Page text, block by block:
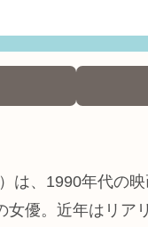
は、1990年代の
優。近年はリア